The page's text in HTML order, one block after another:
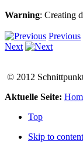
Warning: Creating
Previous
Next
© 2012
Aktuelle Seite:
Top
Skip to content